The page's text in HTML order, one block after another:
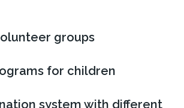
groups
for children
system with different